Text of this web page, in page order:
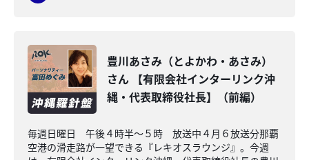
豊川あさみ（とよかわ・あさみ）
さん 【有限会社インターリンク沖
縄・代表取締役社長】（前編）
毎週日曜日 午後４時半～５時 放送中４月６放送分那覇
空港の滑走路が一望できる『レキオスラウンジ』。今週